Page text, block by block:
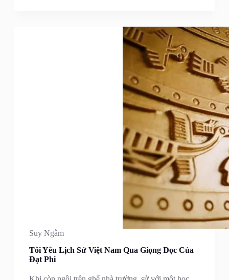
Suy Ngẫm
Tôi Yêu Lịch Sử Việt Nam Qua Giọng Đọc Của
Đạt Phi